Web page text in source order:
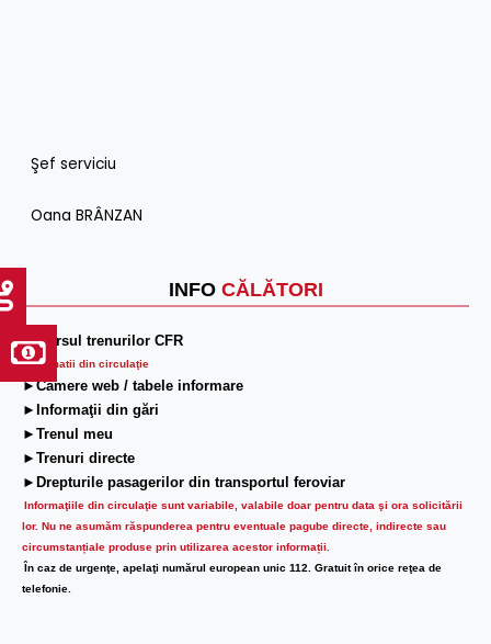
INFO CĂLĂTORI
►Mersul trenurilor CFR
Informatii din circulaţie
►Camere web / tabele informare
►Informaţii din gări
►Trenul meu
►Trenuri directe
►Drepturile pasagerilor din transportul feroviar
Informaţiile din circulaţie sunt variabile, valabile doar pentru data şi ora solicitării
lor. Nu ne asumăm răspunderea pentru eventuale pagube directe, indirecte sau
circumstanțiale produse prin utilizarea acestor informații.
În caz de urgenţe, apelaţi numărul european unic 112. Gratuit în orice reţea de
telefonie.
Şef serviciu
Oana BRÂNZAN